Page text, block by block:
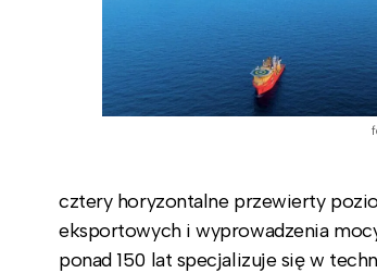
cztery horyzontalne przewierty
eksportowych i wyprowadzenia
ponad 150 lat specjalizuje się w